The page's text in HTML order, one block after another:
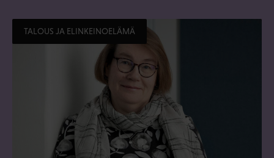
TALOUS JA ELINKEINOELÄMÄ